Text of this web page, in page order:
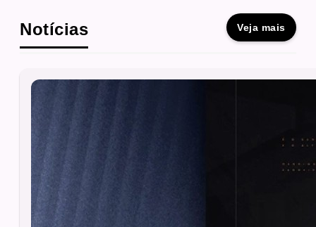
Notícias Veja mais